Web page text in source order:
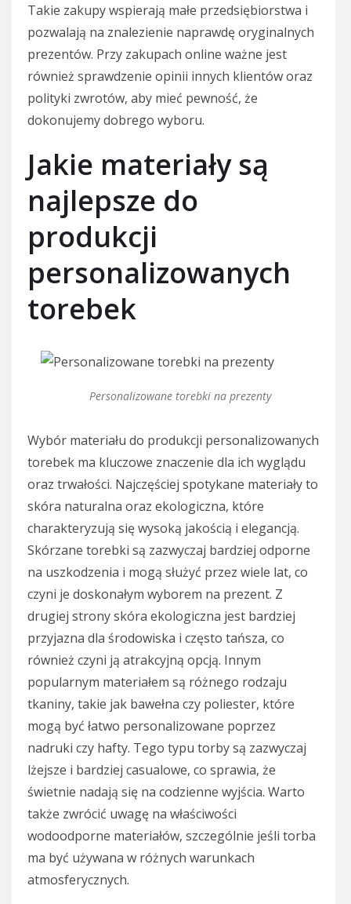
Takie zakupy wspierają małe przedsiębiorstwa i
pozwalają na znalezienie naprawdę oryginalnych
prezentów. Przy zakupach online ważne jest
również sprawdzenie opinii innych klientów oraz
polityki zwrotów, aby mieć pewność, że
dokonujemy dobrego wyboru.
Jakie materiały są
najlepsze do
produkcji
personalizowanych
torebek
Personalizowane torebki na prezenty
Wybór materiału do produkcji personalizowanych
torebek ma kluczowe znaczenie dla ich wyglądu
oraz trwałości. Najczęściej spotykane materiały to
skóra naturalna oraz ekologiczna, które
charakteryzują się wysoką jakością i elegancją.
Skórzane torebki są zazwyczaj bardziej odporne
na uszkodzenia i mogą służyć przez wiele lat, co
czyni je doskonałym wyborem na prezent. Z
drugiej strony skóra ekologiczna jest bardziej
przyjazna dla środowiska i często tańsza, co
również czyni ją atrakcyjną opcją. Innym
popularnym materiałem są różnego rodzaju
tkaniny, takie jak bawełna czy poliester, które
mogą być łatwo personalizowane poprzez
nadruki czy hafty. Tego typu torby są zazwyczaj
lżejsze i bardziej casualowe, co sprawia, że
świetnie nadają się na codzienne wyjścia. Warto
także zwrócić uwagę na właściwości
wodoodporne materiałów, szczególnie jeśli torba
ma być używana w różnych warunkach
atmosferycznych.